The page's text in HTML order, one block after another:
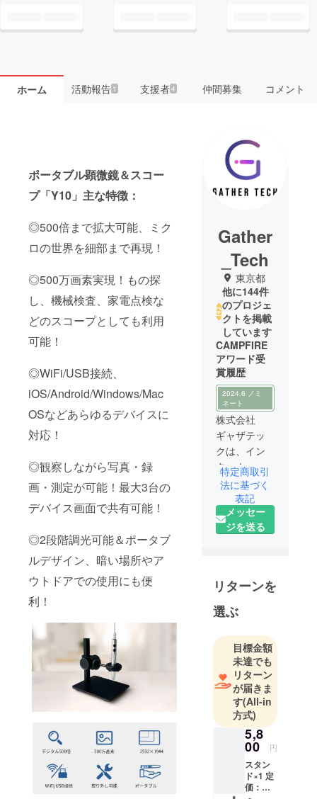
ホーム 活動報告1 支援者4 仲間募集 コメント
ポータブル顕微鏡＆スコー
プ「Y10」主な特徴：
◎500倍まで拡大可能、ミク
ロの世界を細部まで再現！
◎500万画素実現！もの探
し、機械検査、家電点検な
どのスコープとしても利用
可能！
◎WiFi/USB接続、
iOS/Android/Windows/Mac
OSなどあらゆるデバイスに
対応！
◎観察しながら写真・録
画・測定が可能！最大3台の
デバイス画面で共有可能！
◎2段階調光可能＆ポータブ
ルデザイン、暗い場所やア
ウトドアでの使用にも便
利！
Gather
_Tech
東京都
他に144件
のプロジェ
クトを掲載
しています
CAMPFIRE
アワード受
賞履歴
2024.6 ノミ
ネート
株式会社
ギャザテッ
クは、イン
ターネット
を活用した
スマートな
次世代ライ
フスタイル
斬新でユ
ニークな商
品をお届け
します。
そのため弊
社は数多く
の海外メー
カーと代理
店契約を結
び、価値あ
る商品を価
値ある価格
で皆様にお
特定商取引
法に基づく
表記
メッセー
ジを送る
リターンを
選ぶ
目標金額
未達でも
リターン
が届きま
す(All-in
方式)
5,8
00 円
スタン
ド×1 定
価：